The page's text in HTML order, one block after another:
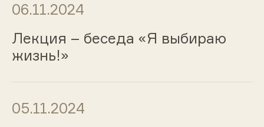
06.11.2024
Лекция – беседа «Я выбираю
жизнь!»
05.11.2024